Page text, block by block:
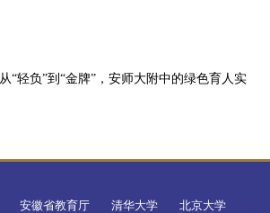
“轻负”到“金牌”，安师大附中的绿色育人实
安徽省教育厅 清华大学
北京大学